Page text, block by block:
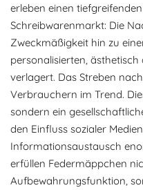
erleben einen
Schreibwarenmarkt: Die
Zweckmäßigkeit hin zu
personalisierten,
verlagert. Das Streben
Verbrauchern im Trend.
sondern ein
den Einfluss sozialer
Informationsaustausch
erfüllen Federmäppchen
Aufbewahrungsfunktion,